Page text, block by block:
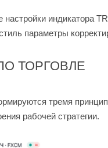
индикатора
параметры
ТОРГОВЛЕ
тремя
рабочей стратегии.